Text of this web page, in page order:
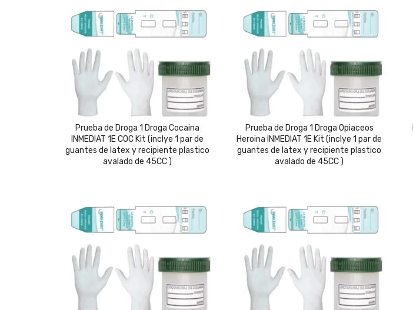
to
high
Prueba de Droga 1 Droga Cocaina
INMEDIAT 1E COC Kit (inclye 1 par de
guantes de latex y recipiente plastico
avalado de 45CC )
Prueba de Droga 1 Droga Opiaceos
Heroina INMEDIAT 1E Kit (inclye 1 par de
guantes de latex y recipiente plastico
avalado de 45CC )